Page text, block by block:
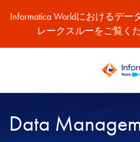
Informatica Worldにおけるデ
レークスルーをご覧く
Data